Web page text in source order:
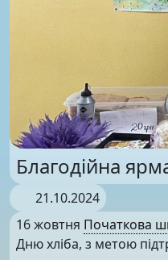
Благодійна
21.10.2024
16 жовтня Початкова
Дню хліба, з метою